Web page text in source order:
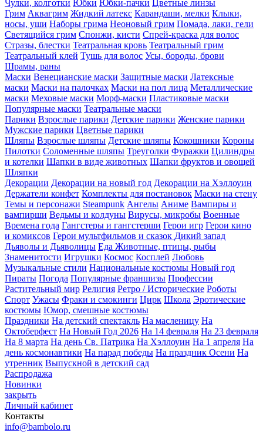
Чулки, колготки Юбки Юбки-пачки Цветные линзы
Грим Аквагрим Жидкий латекс Карандаши, мелки Клыки,
носы, уши Наборы грима Неоновый грим Помада, лаки, гели
Светящийся грим Спонжи, кисти Спрей-краска для волос
Стразы, блестки Театральная кровь Театральный грим
Театральный клей Тушь для волос Усы, бороды, брови
Шрамы, раны
Маски Венецианские маски Защитные маски Латексные
маски Маски на палочках Маски на пол лица Металлические
маски Меховые маски Морф-маски Пластиковые маски
Популярные маски Театральные маски
Парики Взрослые парики Детские парики Женские парики
Мужские парики Цветные парики
Шляпы Взрослые шляпы Детские шляпы Кокошники Короны
Пилотки Соломенные шляпы Треуголки Фуражки Цилиндры
и котелки Шапки в виде животных Шапки фруктов и овощей
Шляпки
Декорации Декорации на новый год Декорации на Хэллоуин
Держатели конфет Комплекты для постановок Маски на стену
Темы и персонажи Steampunk Ангелы Аниме Вампиры и
вампирши Ведьмы и колдуны Вирусы, микробы Военные
Времена года Гангстеры и гангстерши Герои игр Герои кино
и комиксов Герои мультфильмов и сказок Дикий запад
Дьяволы и Дьяволицы Еда Животные, птицы, рыбы
Знаменитости Игрушки Космос Косплей Любовь
Музыкальные стили Национальные костюмы Новый год
Пираты Погода Популярные франшизы Профессии
Растительный мир Религия Ретро / Исторические Роботы
Спорт Ужасы Фраки и смокинги Цирк Школа Эротические
костюмы Юмор, смешные костюмы
Праздники На детский спектакль На масленицу На
Октоберфест На Новый Год 2026 На 14 февраля На 23 февраля
На 8 марта На день Св. Патрика На Хэллоуин На 1 апреля На
день космонавтики На парад победы На праздник Осени На
утренник Выпускной в детский сад
Распродажа
Новинки
закрыть
Личный кабинет
Контакты
info@bambolo.ru